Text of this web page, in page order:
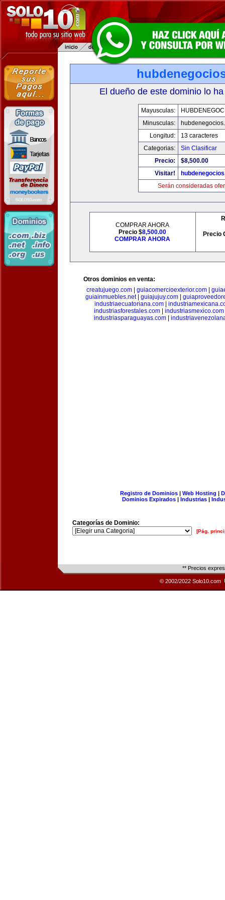
El dueño de este dominio lo
Mayusculas:
Minusculas:
Longitud:
13 caracteres
Categorias:
Sin Clasificar
Precio:
$8,500.00
Visitar!
Serán consideradas
COMPRAR AHORA
Precio $8,500.00
COMPRAR AHORA
Precio
Otros dominios en venta:
creatujuego.com| guiacomercioexterior.com|
guiainmuebles.net| guiajujuy.com|
industriaecuatoriana.com|
industriasforestales.com
industriasmexico.com
industriasparaguayas.com
Registro de Dominios| Web Hosting |
Dominios Expirados | Industrias |
Categorías de Dominio:
[Pág.
** Precios
© 2002/2022 Solo10.com